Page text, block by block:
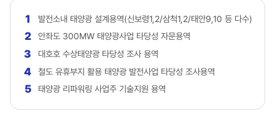
1 발전소내 태양광 설계용역(신보령1,2/삼척1,2/태안9,10 등 다수)
2 안좌도 300MW 태양광사업 타당성 자문용역
3 대호호 수상태양광 타당성 조사 용역
4 철도 유휴부지 활용 태양광 발전사업 타당성 조사용역
5 태양광 리파워링 사업주 기술지원 용역